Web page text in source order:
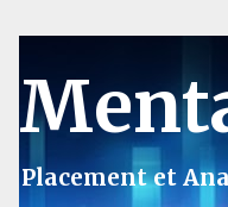
Placement et